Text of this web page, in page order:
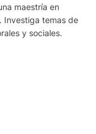
maestría en
Investiga temas de
y sociales.